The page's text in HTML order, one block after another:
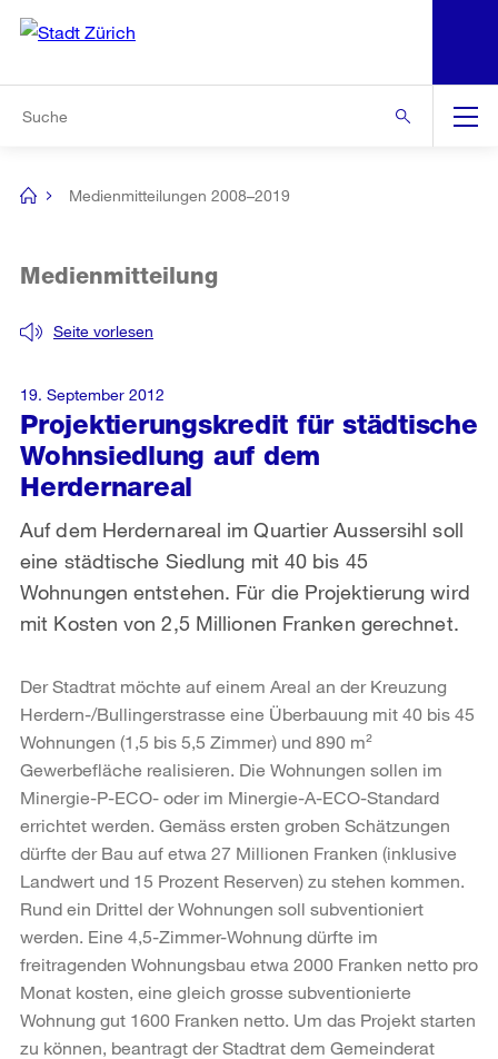
Navigation
[no
Medienmitteilungen 2008–2019
Projektierungskredit für städtische
Wohnsiedlung auf dem
Herdernareal
Seite vorlesen
Medienmitteilung
Auf dem Herdernareal im Quartier Aussersihl soll
eine städtische Siedlung mit 40 bis 45
Wohnungen entstehen. Für die Projektierung wird
mit Kosten von 2,5 Millionen Franken gerechnet.
19. September 2012
Der Stadtrat möchte auf einem Areal an der Kreuzung
Herdern-/Bullingerstrasse eine Überbauung mit 40 bis 45
Wohnungen (1,5 bis 5,5 Zimmer) und 890 m²
Gewerbefläche realisieren. Die Wohnungen sollen im
Minergie-P-ECO- oder im Minergie-A-ECO-Standard
errichtet werden. Gemäss ersten groben Schätzungen
dürfte der Bau auf etwa 27 Millionen Franken (inklusive
Landwert und 15 Prozent Reserven) zu stehen kommen.
Rund ein Drittel der Wohnungen soll subventioniert
werden. Eine 4,5-Zimmer-Wohnung dürfte im
freitragenden Wohnungsbau etwa 2000 Franken netto pro
Monat kosten, eine gleich grosse subventionierte
Wohnung gut 1600 Franken netto. Um das Projekt starten
zu können, beantragt der Stadtrat dem Gemeinderat